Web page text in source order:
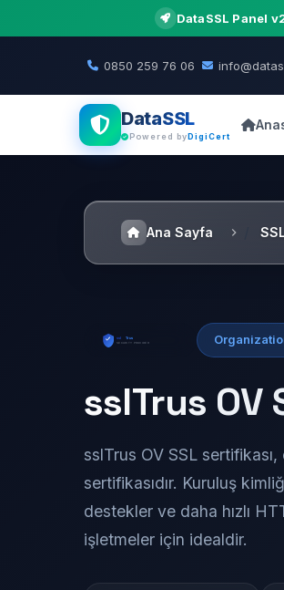
DataSSL Panel
0850 259 76 06
DataSSL
Powered byDigiCert
Ana Sayfa
sslTrus OV
sslTrus OV SSL
sertifikasıdır. Kuruluş
destekler ve daha hızlı
işletmeler için idealdir.